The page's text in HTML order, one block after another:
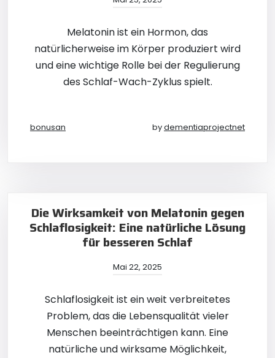
Melatonin ist ein Hormon, das
natürlicherweise im Körper produziert wird
und eine wichtige Rolle bei der Regulierung
des Schlaf-Wach-Zyklus spielt.
bonusan bydementiaprojectnet
Die Wirksamkeit von Melatonin gegen
Schlaflosigkeit: Eine natürliche Lösung
für besseren Schlaf
Mai 22, 2025
Schlaflosigkeit ist ein weit verbreitetes
Problem, das die Lebensqualität vieler
Menschen beeinträchtigen kann. Eine
natürliche und wirksame Möglichkeit,